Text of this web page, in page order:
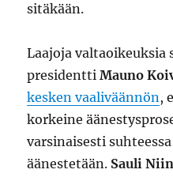
sitäkään.
Laajoja valtaoikeuksia
presidenttiMauno
kesken vaaliväännön,
korkeine
varsinaisesti
äänestetään. Sauli